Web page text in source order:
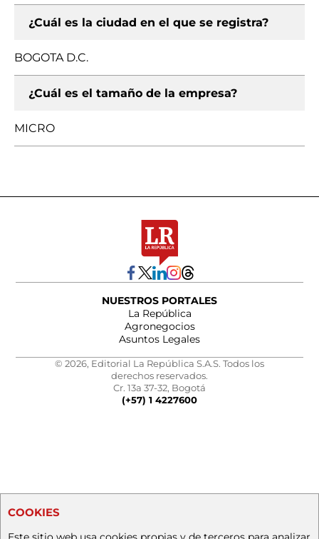
¿Cuál es la ciudad en el que se registra?
BOGOTA D.C.
¿Cuál es el tamaño de la empresa?
MICRO
NUESTROS PORTALES
La República
Agronegocios
Asuntos Legales
© 2026, Editorial La República S.A.S. Todos los
derechos reservados.
Cr. 13a 37-32, Bogotá
(+57) 1 4227600
COOKIES